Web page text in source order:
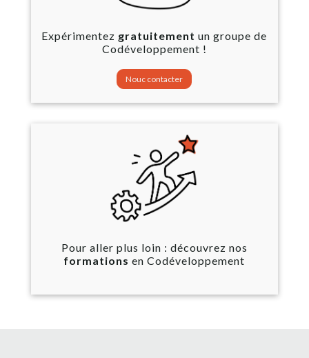
Expérimentez gratuitement un groupe de
Codéveloppement !
Nouc contacter
Pour aller plus loin : découvrez nos
formations en Codéveloppement